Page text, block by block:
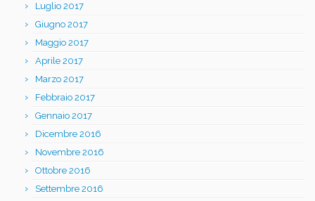
Luglio 2017
Giugno 2017
Maggio 2017
Aprile 2017
Marzo 2017
Febbraio 2017
Gennaio 2017
Dicembre 2016
Novembre 2016
Ottobre 2016
Settembre 2016